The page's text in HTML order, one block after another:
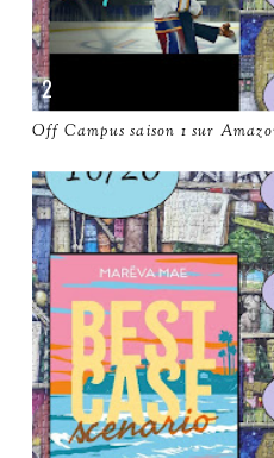
Off Campus saison 1 sur